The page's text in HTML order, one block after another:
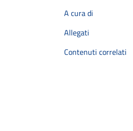
A cura di
Allegati
Contenuti correlati